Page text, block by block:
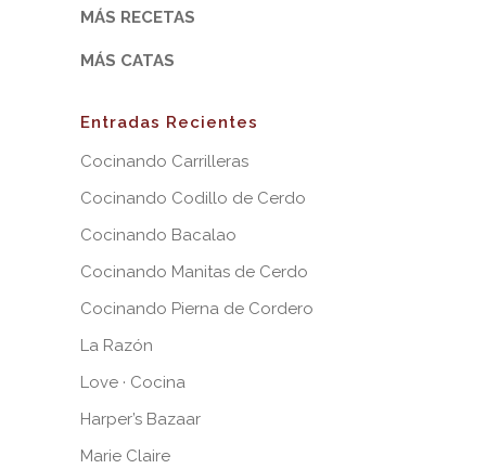
MÁS RECETAS
MÁS CATAS
Entradas Recientes
Cocinando Carrilleras
Cocinando Codillo de Cerdo
Cocinando Bacalao
Cocinando Manitas de Cerdo
Cocinando Pierna de Cordero
La Razón
Love · Cocina
Harper’s Bazaar
Marie Claire